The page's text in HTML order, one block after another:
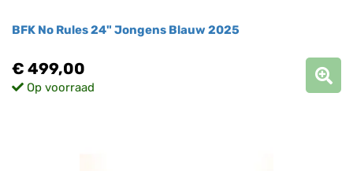
BFK No Rules 24" Jongens Blauw 2025
€ 499,00
Op voorraad